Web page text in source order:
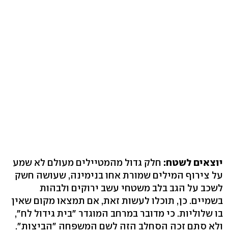
יוצאים לשטח: חלק גדול מהמטיילים מעולם לא שמע
על צירוף המילים שמורת אחו בנימינה, שעושה חשק
לשכב על הגב בלב משטחי עשב ירוקים ולבהות
בשמיים. כן, תוכלו לעשות זאת, אם תמצאו מקום שאין
ולא סתם זכה הסחלב הזה לשם המשפחה "הביצות‭."‬